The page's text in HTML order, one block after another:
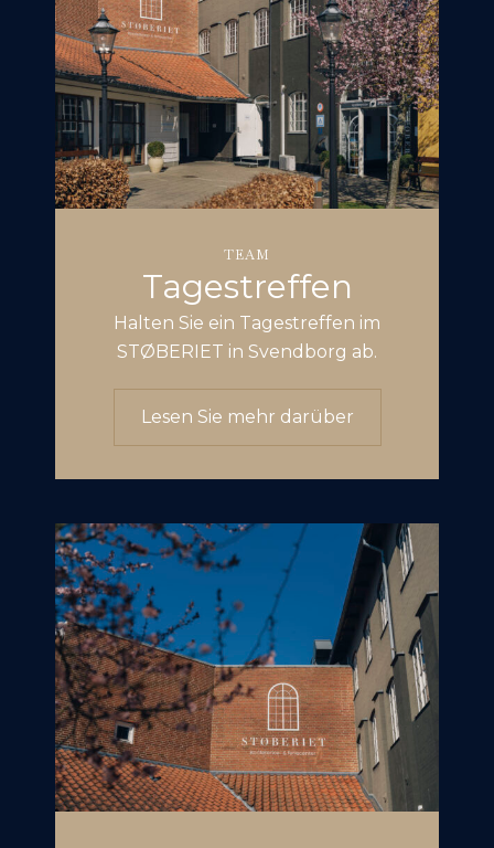
TEAM
Tagestreffen
Halten Sie ein Tagestreffen im
STØBERIET in Svendborg ab.
Lesen Sie mehr darüber